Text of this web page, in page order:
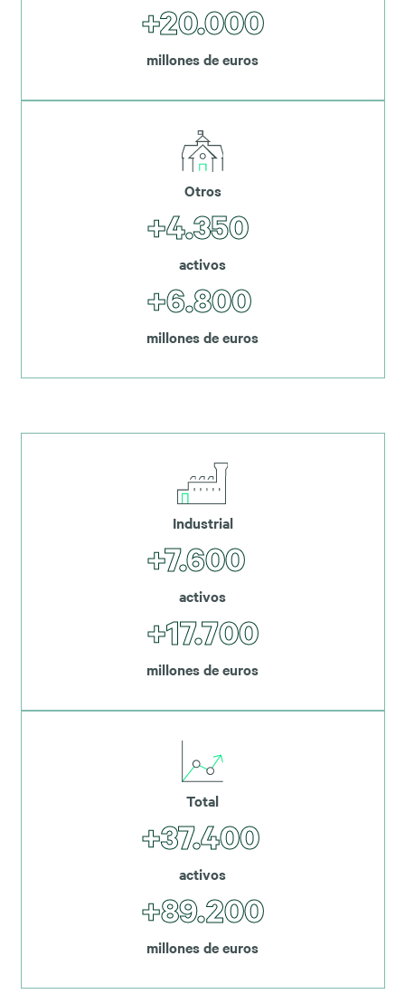
+20.000
millones de euros
Otros
+4.350
activos
+6.800
millones de euros
Industrial
+7.600
activos
+17.700
millones de euros
Total
+37.400
activos
+89.200
millones de euros